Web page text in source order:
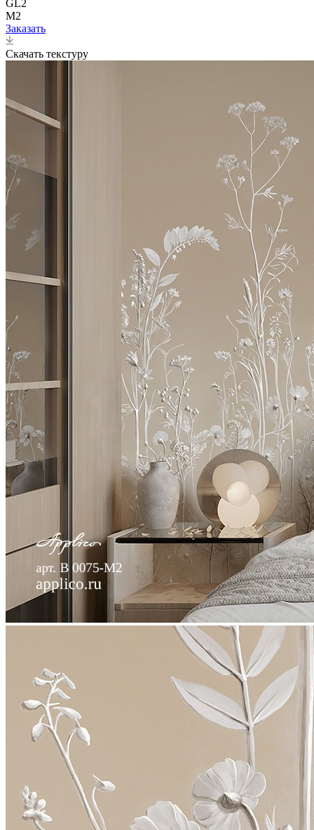
GL2
M2
Заказать
Скачать текстуру